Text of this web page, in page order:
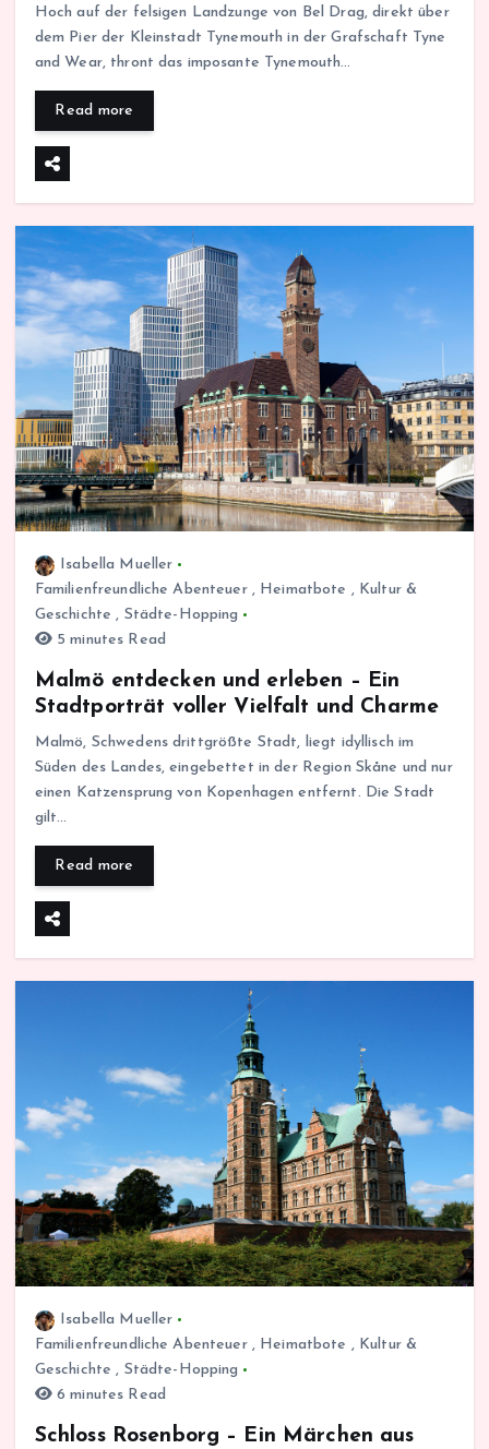
Hoch auf der felsigen Landzunge von Bel Drag, direkt über
dem Pier der Kleinstadt Tynemouth in der Grafschaft Tyne
and Wear, thront das imposante Tynemouth…
Read more
Isabella Mueller
Familienfreundliche Abenteuer, Heimatbote , Kultur &
Geschichte , Städte-Hopping
5 minutes Read
Malmö entdecken und erleben – Ein
Stadtporträt voller Vielfalt und Charme
Malmö, Schwedens drittgrößte Stadt, liegt idyllisch im
Süden des Landes, eingebettet in der Region Skåne und nur
einen Katzensprung von Kopenhagen entfernt. Die Stadt
gilt…
Read more
Isabella Mueller
Familienfreundliche Abenteuer, Heimatbote , Kultur &
Geschichte , Städte-Hopping
6 minutes Read
Schloss Rosenborg – Ein Märchen aus